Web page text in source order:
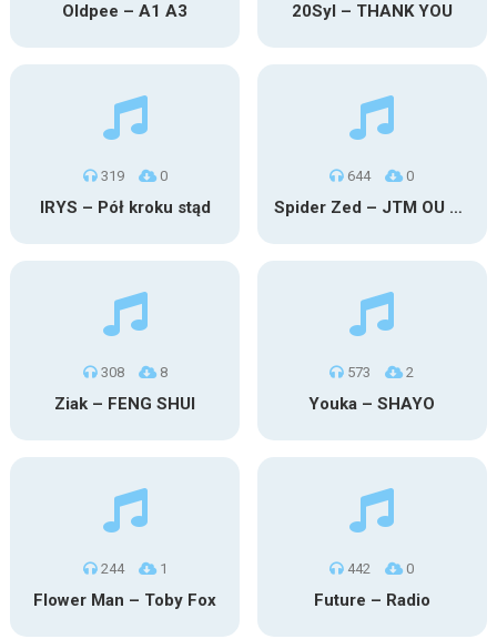
Oldpee – A1 A3 20Syl – THANK YOU
319 0
IRYS – Pół kroku stąd
644 0
Spider Zed – JTM OU TG
308 8
Ziak – FENG SHUI
573 2
Youka – SHAYO
244 1
Flower Man – Toby Fox
442 0
Future – Radio